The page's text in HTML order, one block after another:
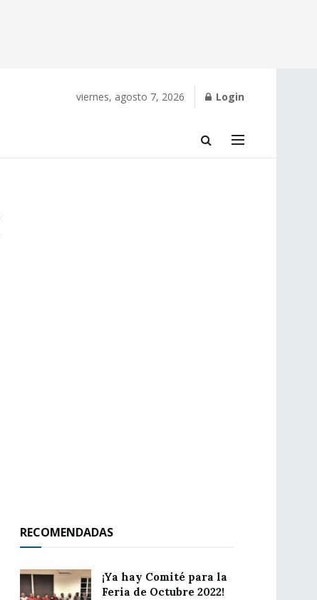
viernes, agosto 7, 2026 Login
RECOMENDADAS
¡Ya hay Comité para la
Feria de Octubre 2022!